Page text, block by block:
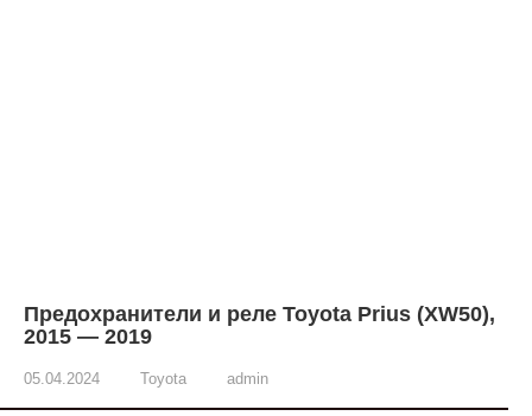
Предохранители и реле Toyota Prius (XW50),
2015 — 2019
05.04.2024 Toyota admin